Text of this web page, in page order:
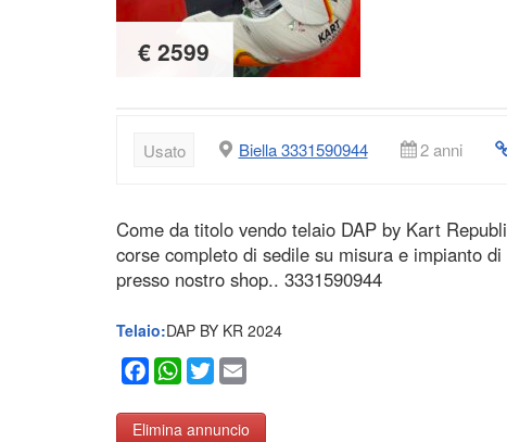
€ 2599
Usato Biella 3331590944 2 anni
Come da titolo vendo telaio DAP by Kart
corse completo di sedile su misura e impianto
presso nostro shop.. 3331590944
Telaio:DAP BY KR 2024
Facebook
WhatsApp
Twitter
Elimina annuncio